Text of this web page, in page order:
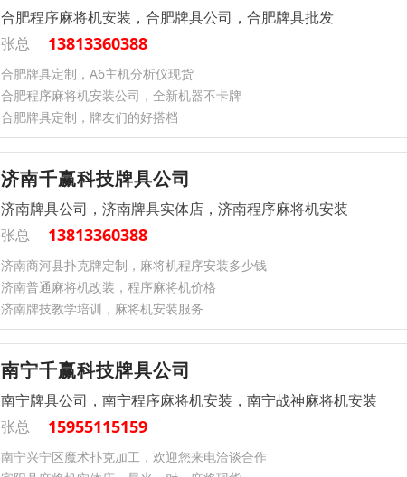
合肥程序麻将机安装，合肥牌具公司，合肥牌具批发
张总
13813360388
合肥牌具定制，A6主机分析仪现货
合肥程序麻将机安装公司，全新机器不卡牌
合肥牌具定制，牌友们的好搭档
济南千赢科技牌具公司
济南牌具公司，济南牌具实体店，济南程序麻将机安装
张总
13813360388
济南商河县扑克牌定制，麻将机程序安装多少钱
济南普通麻将机改装，程序麻将机价格
济南牌技教学培训，麻将机安装服务
南宁千赢科技牌具公司
南宁牌具公司，南宁程序麻将机安装，南宁战神麻将机安装
张总
15955115159
南宁兴宁区魔术扑克加工，欢迎您来电洽谈合作